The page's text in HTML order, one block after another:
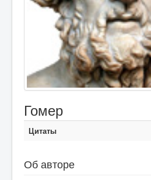
Гомер
Цитаты
Об авторе